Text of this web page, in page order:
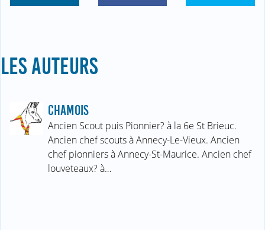
LES AUTEURS
CHAMOIS
Ancien Scout puis Pionnier? à la 6e St Brieuc.
Ancien chef scouts à Annecy-Le-Vieux. Ancien
chef pionniers à Annecy-St-Maurice. Ancien chef
louveteaux? à…